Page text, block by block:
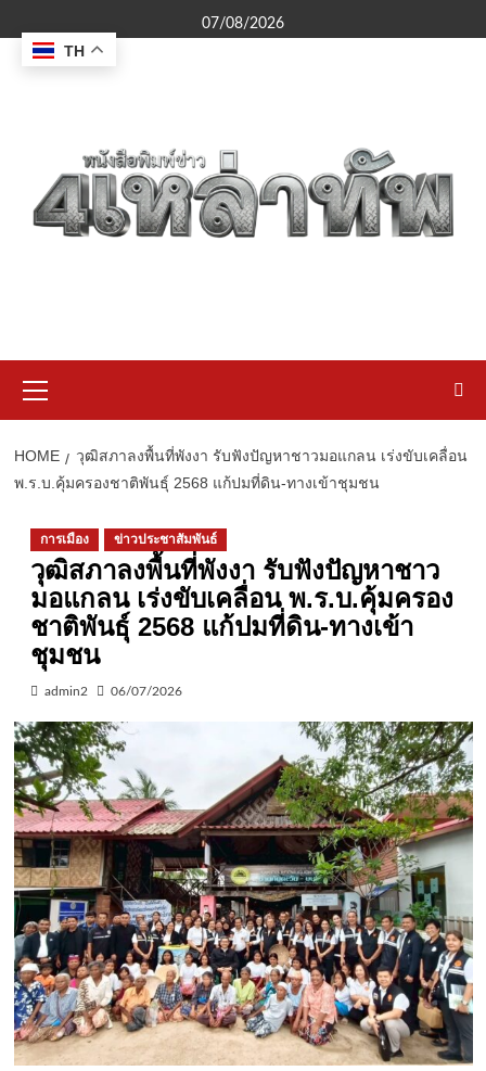
to
content
07/08/2026
Menu
HOME
วุฒิสภาลงพื้นที่พังงา รับฟังปัญหาชาวมอแกลน เร่งขับเคลื่อน
พ.ร.บ.คุ้มครองชาติพันธุ์ 2568 แก้ปมที่ดิน-ทางเข้าชุมชน
การเมือง ข่าวประชาสัมพันธ์
วุฒิสภาลงพื้นที่พังงา รับฟังปัญหาชาว
มอแกลน เร่งขับเคลื่อน พ.ร.บ.คุ้มครอง
ชาติพันธุ์ 2568 แก้ปมที่ดิน-ทางเข้า
ชุมชน
admin2 06/07/2026
TH